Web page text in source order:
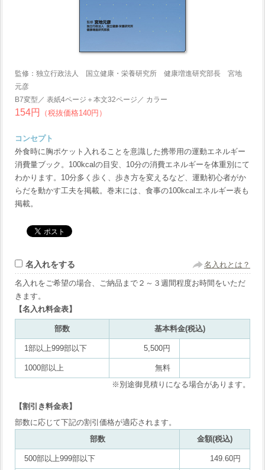
監修：独立行政法人 国立健康・栄養研究所 健康増進研究部長 宮地
元彦
B7変型／ 表紙4ページ＋本文32ページ／ カラー
154円 （税抜価格140円）
コンセプト
外食時に胸ポケット入れることを意識した携帯用の運動エネルギー
消費量ブック。100kcalの目安、10分の消費エネルギーを体重別にて
わかります。10分多く歩く、歩き方を変えるなど、運動初心者がか
らだを動かす工夫を掲載。巻末には、食事の100kcalエネルギー表も
掲載。
名入れをする 名入れとは？
名入れをご希望の場合、ご納品まで２～３週間程度お時間をいただ
きます。
【名入れ料金表】
部数 基本料金(税込)
1部以上999部以下 5,500円
1000部以上
無料
※別途御見積りになる場合があります。
【割引き料金表】
部数に応じて下記の割引価格が適応されます。
部数
金額(税込)
500部以上999部以下 149.60円